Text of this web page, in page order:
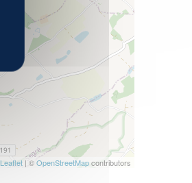
Leaflet| ©OpenStreetMapcontributors